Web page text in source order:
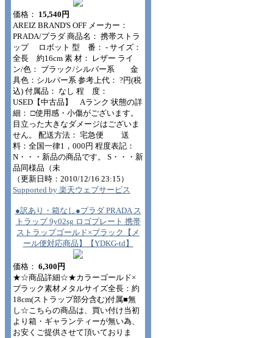
価格： 15,540円
AREIZ BRAND'S OFF メーカー：
PRADA/プラダ 商品名： 携帯ストラ
ップ ロボット 型 番： - サイズ：
全長 約16cm 素 材： レザー ライ
ン/色： ブラック/シルバー系 金
具色：シルバー系 参考上代： ?円(税
込) 付属品： なし 程 度：
USED【中古品】 Aランク 状態の詳
細： □使用感・小傷がございます。
目立った大きなダメージはございま
せん。 配送方法： 宅急便 送
料：全国一律1，000円 程度表記：
N・・・新品の商品です。 S・・・新
品同様品（未
（更新日時：2010/12/16 23:15）
Supported by 楽天ウェブサービス
●訳あり・箱なし●プラダ PRADA ス
トラップ 9y02sg ロゴプレート 携帯
ストラップゴールド×ブラック【メ
ール便対応商品】【YDKG-td】
価格： 6,300円
★☆商品詳細☆★カラーゴールド×
ブラック素材メタルサイズ全長：約
18cm(ストラップ部分含む)付属■無
し☆こちらの商品は、買い付け当初
より箱・ギャランティーが無い為、
お安くご提供させて頂いておりま